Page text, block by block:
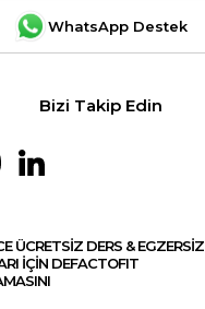
WhatsApp Destek
Bizi Takip Edin
ÜCRETSİZ DERS & EGZERSİZ
İÇİN DEFACTOFIT